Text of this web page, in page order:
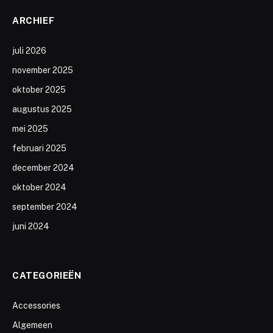
ARCHIEF
juli 2026
november 2025
oktober 2025
augustus 2025
mei 2025
februari 2025
december 2024
oktober 2024
september 2024
juni 2024
CATEGORIEËN
Accessories
Algemeen